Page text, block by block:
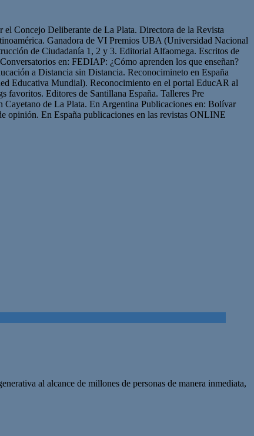
Concejo Deliberante de La Plata. Directora de la Revista
Ganadora de VI Premios UBA (Universidad Nacional
de Ciudadanía 1, 2 y 3. Editorial Alfaomega. Escritos de
en: FEDIAP: ¿Cómo aprenden los que enseñan?
a Distancia sin Distancia. Reconocimineto en España
Educativa Mundial). Reconocimiento en el portal EducAR al
favoritos. Editores de Santillana España. Talleres Pre
Cayetano de La Plata. En Argentina Publicaciones en: Bolívar
opinión. En España publicaciones en las revistas ONLINE
al alcance de millones de personas de manera inmediata,